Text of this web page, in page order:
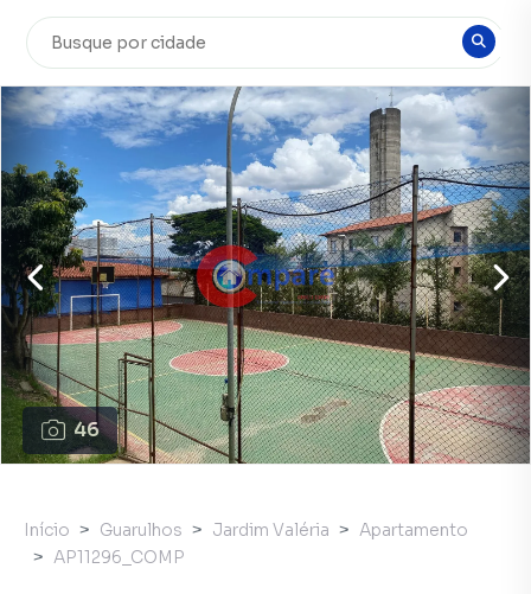
46
Início Guarulhos Jardim Valéria
Apartamento
AP11296_COMP